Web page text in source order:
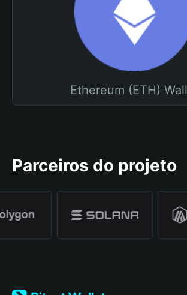
Ethereum (ETH)
Parceiros do projeto